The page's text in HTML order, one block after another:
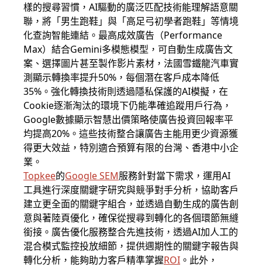
樣的搜尋習慣，AI驅動的廣泛匹配技術能理解語意關
聯，將「男生跑鞋」與「高足弓初學者跑鞋」等情境
化查詢智能連結。最高成效廣告（Performance
Max）結合Gemini多模態模型，可自動生成廣告文
案、選擇圖片甚至製作影片素材，法國雪鐵龍汽車實
測顯示轉換率提升50%，每個潛在客戶成本降低
35%。強化轉換技術則透過隱私保護的AI模擬，在
Cookie逐漸淘汰的環境下仍能準確追蹤用戶行為，
Google數據顯示智慧出價策略使廣告投資回報率平
均提高20%。這些技術整合讓廣告主能用更少資源獲
得更大效益，特別適合預算有限的台灣、香港中小企
業。
Topkee的Google SEM服務針對當下需求，運用AI
工具進行深度關鍵字研究與競爭對手分析，協助客戶
建立更全面的關鍵字組合，並透過自動生成的廣告創
意與著陸頁優化，確保從搜尋到轉化的各個環節無縫
銜接。廣告優化服務整合先進技術，透過AI加人工的
混合模式監控投放細節，提供週期性的關鍵字報告與
轉化分析，能夠助力客戶精準掌握ROI 。此外，